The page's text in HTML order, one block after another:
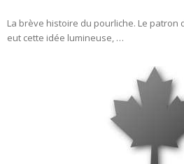
La brève histoire du pourliche. Le patron
eut cette idée lumineuse, …